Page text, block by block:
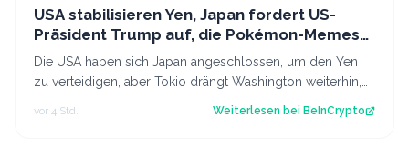
USA stabilisieren Yen, Japan fordert US-
Präsident Trump auf, die Pokémon-Memes
zu beenden
Die USA haben sich Japan angeschlossen, um den Yen
zu verteidigen, aber Tokio drängt Washington weiterhin,
seine Mario- und Naruto-Memes zu…
vor 4 Std. Weiterlesen bei BeInCrypto